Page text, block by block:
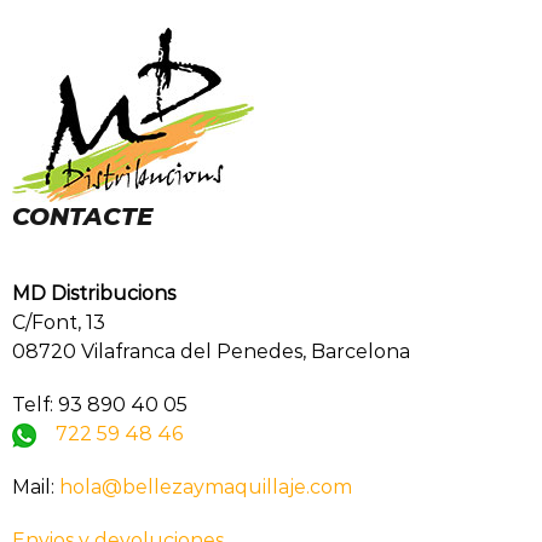
CONTACTE
MD Distribucions
C/Font, 13
08720 Vilafranca del Penedes, Barcelona
Telf: 93 890 40 05
722 59 48 46
Mail: hola@bellezaymaquillaje.com